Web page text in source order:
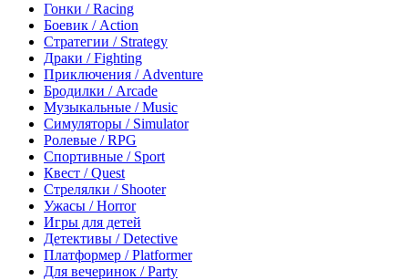
Гонки / Racing
Боевик / Action
Стратегии / Strategy
Драки / Fighting
Приключения / Adventure
Бродилки / Arcade
Музыкальные / Music
Симуляторы / Simulator
Ролевые / RPG
Спортивные / Sport
Квест / Quest
Стрелялки / Shooter
Ужасы / Horror
Игры для детей
Детективы / Detective
Платформер / Platformer
Для вечеринок / Party